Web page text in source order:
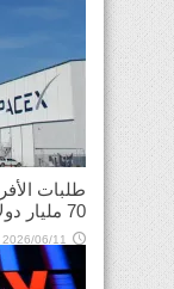
طلبات
70 مليار دولار
2026/06/11